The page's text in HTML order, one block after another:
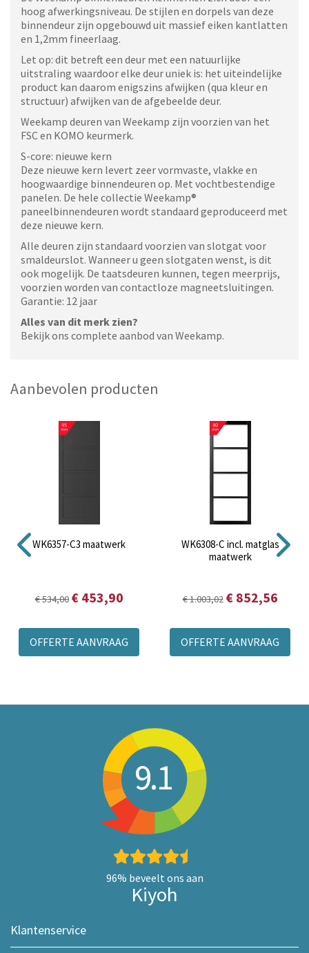
hoog afwerkingsniveau. De stijlen en dorpels van deze
binnendeur zijn opgebouwd uit massief eiken kantlatten
en 1,2mm fineerlaag.
Let op: dit betreft een deur met een natuurlijke
uitstraling waardoor elke deur uniek is: het uiteindelijke
product kan daarom enigszins afwijken (qua kleur en
structuur) afwijken van de afgebeelde deur.
Weekamp deuren van Weekamp zijn voorzien van het
FSC en KOMO keurmerk.
S-core: nieuwe kern
Deze nieuwe kern levert zeer vormvaste, vlakke en
hoogwaardige binnendeuren op. Met vochtbestendige
panelen. De hele collectie Weekamp®
paneelbinnendeuren wordt standaard geproduceerd met
deze nieuwe kern.
Alle deuren zijn standaard voorzien van slotgat voor
smaldeurslot. Wanneer u geen slotgaten wenst, is dit
ook mogelijk. De taatsdeuren kunnen, tegen meerprijs,
voorzien worden van contactloze magneetsluitingen.
Garantie: 12 jaar
Alles van dit merk zien?
Bekijk ons complete aanbod van Weekamp.
Aanbevolen producten
WK6357-C3 maatwerk
€ 534,00 € 453,90
OFFERTE AANVRAAG
WK6308-C incl. matglas
maatwerk
€ 1.003,02 € 852,56
OFFERTE AANVRAAG
9.1
96% beveelt ons aan
Kiyoh
Klantenservice